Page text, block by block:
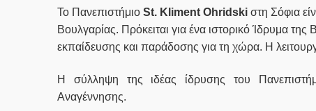
To Πανεπιστήμιο St. Kliment Ohridski στη Σόφια
Βουλγαρίας. Πρόκειται για ένα ιστορικό Ίδρυμα
εκπαίδευσης και παράδοσης για τη χώρα. Η
Η σύλληψη της ιδέας ίδρυσης του
Αναγέννησης.